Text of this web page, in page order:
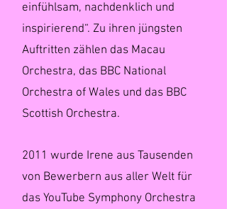
einfühlsam, nachdenklich und
inspirierend“. Zu ihren jüngsten
Auftritten zählen das Macau
Orchestra, das BBC National
Orchestra of Wales und das BBC
Scottish Orchestra.
2011 wurde Irene aus Tausenden
von Bewerbern aus aller Welt für
das YouTube Symphony Orchestra